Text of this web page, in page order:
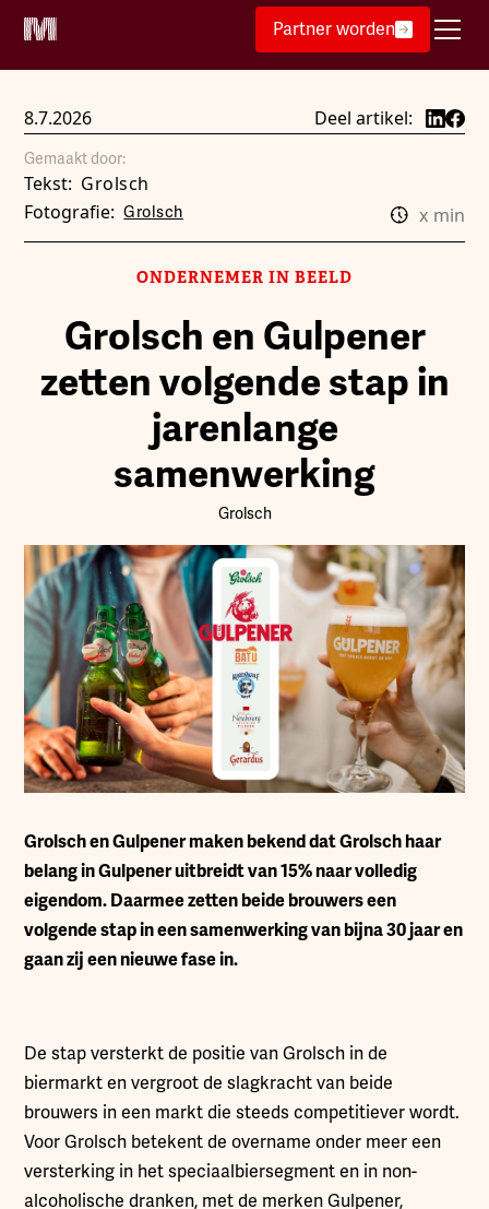
Partner worden
8.7.2026 Deel artikel:
Gemaakt door:
Tekst: Grolsch
Fotografie: Grolsch x min
ONDERNEMER IN BEELD
Grolsch en Gulpener
zetten volgende stap in
jarenlange
samenwerking
Grolsch
Grolsch en Gulpener maken bekend dat Grolsch haar
belang in Gulpener uitbreidt van 15% naar volledig
eigendom. Daarmee zetten beide brouwers een
volgende stap in een samenwerking van bijna 30 jaar en
gaan zij een nieuwe fase in.
De stap versterkt de positie van Grolsch in de
biermarkt en vergroot de slagkracht van beide
brouwers in een markt die steeds competitiever wordt.
Voor Grolsch betekent de overname onder meer een
versterking in het speciaalbiersegment en in non-
alcoholische dranken, met de merken Gulpener,